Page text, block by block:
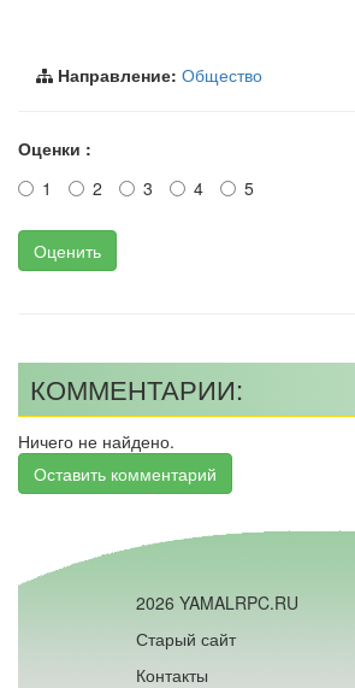
Направление: Общество
Оценки :
1
2 3 4 5
Оценить
КОММЕНТАРИИ:
Ничего не найдено.
Оставить комментарий
2026 YAMALRPC.RU
Старый сайт
Контакты